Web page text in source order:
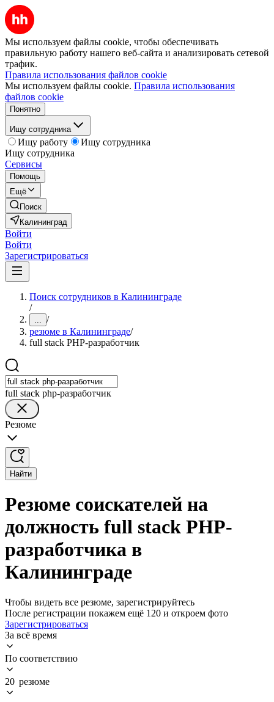
Мы используем файлы cookie, чтобы обеспечивать
правильную работу нашего веб-сайта и анализировать сетевой
трафик.
Правила использования файлов cookie
Мы используем файлы cookie. Правила использования
файлов cookie
Понятно
Ищу сотрудника
Ищу работу
Ищу сотрудника
Ищу сотрудника
Сервисы
Помощь
Ещё
Поиск
Калининград
Войти
Войти
Зарегистрироваться
Поиск сотрудников в Калининграде
/
... /
резюме в Калининграде/
full stack PHP-разработчик
full stack php-разработчик
Резюме
Найти
Резюме соискателей на
должность full stack PHP-
разработчика в
Калининграде
Чтобы видеть все резюме, зарегистрируйтесь
После регистрации покажем ещё 120 и откроем фото
Зарегистрироваться
За всё время
По соответствию
20 резюме